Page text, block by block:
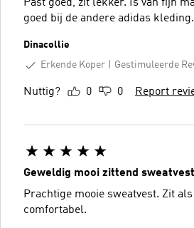
Past goed, zit lekker. Is van fijn
goed bij de andere adidas kleding.
Dinacollie
Erkende Koper
Gestimuleerde
Nuttig? 0 0 Report
Geweldig mooi zittend
Prachtige mooie sweatvest. Zit
comfortabel.